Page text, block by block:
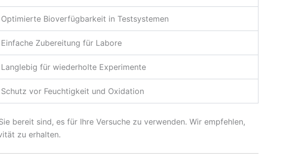
Optimierte Bioverfügbarkeit in Testsystemen
Einfache Zubereitung für Labore
Langlebig für wiederholte Experimente
Schutz vor Feuchtigkeit und Oxidation
bereit sind, es für Ihre Versuche zu verwenden. Wir empfehlen,
zu erhalten.